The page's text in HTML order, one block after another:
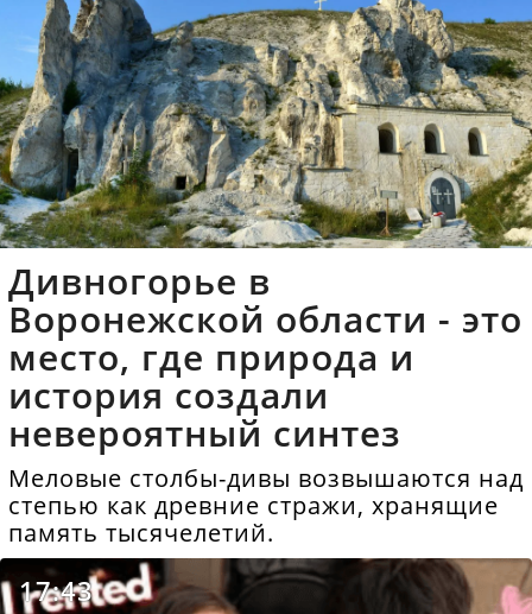
Дивногорье в
Воронежской области - это
место, где природа и
история создали
невероятный синтез
Меловые столбы-дивы возвышаются над
степью как древние стражи, хранящие
память тысячелетий.
17:43